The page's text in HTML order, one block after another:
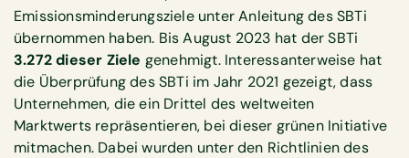
Emissionsminderungsziele unter Anleitung des SBTi
übernommen haben. Bis August 2023 hat der SBTi
3.272 dieser Ziele genehmigt. Interessanterweise hat
die Überprüfung des SBTi im Jahr 2021 gezeigt, dass
Unternehmen, die ein Drittel des weltweiten
Marktwerts repräsentieren, bei dieser grünen Initiative
mitmachen. Dabei wurden unter den Richtlinien des